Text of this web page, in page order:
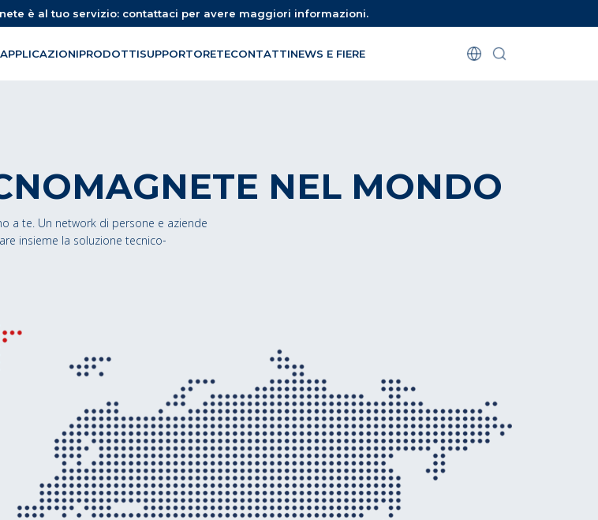
è al tuo servizio: contattaci per avere maggiori informazioni.
APPLICAZIONIPRODOTTISUPPORTORETECONTATTINEWS E FIERE
NEL MONDO
a te. Un network di persone e aziende
insieme la soluzione tecnico-